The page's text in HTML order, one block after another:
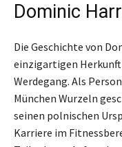
Dominic
Die Geschichte von
einzigartigen Herkunft
Werdegang. Als
München Wurzeln
seinen polnischen
Karriere im